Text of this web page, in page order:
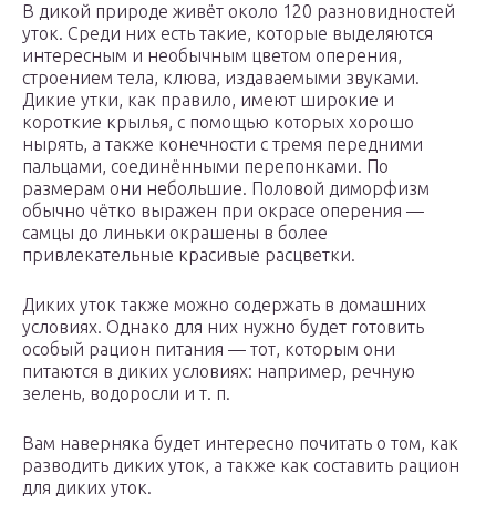
В дикой природе живёт около 120 разновидностей
уток. Среди них есть такие, которые выделяются
интересным и необычным цветом оперения,
строением тела, клюва, издаваемыми звуками.
Дикие утки, как правило, имеют широкие и
короткие крылья, с помощью которых хорошо
нырять, а также конечности с тремя передними
пальцами, соединёнными перепонками. По
размерам они небольшие. Половой диморфизм
обычно чётко выражен при окрасе оперения —
самцы до линьки окрашены в более
привлекательные красивые расцветки.
Диких уток также можно содержать в домашних
условиях. Однако для них нужно будет готовить
особый рацион питания — тот, которым они
питаются в диких условиях: например, речную
зелень, водоросли и т. п.
Вам наверняка будет интересно почитать о том, как
разводить диких уток, а также как составить рацион
для диких уток.